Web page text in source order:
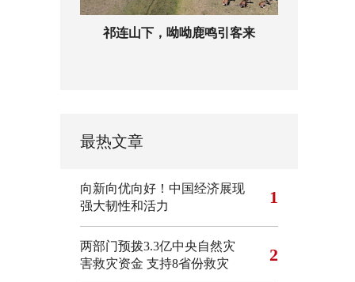
祁连山下，呦呦鹿鸣引客来
最热文章
向新向优向好！中国经济展现
强大韧性和活力
1
两部门预拨3.3亿中央自然灾
害救灾资金 支持8省份救灾
2